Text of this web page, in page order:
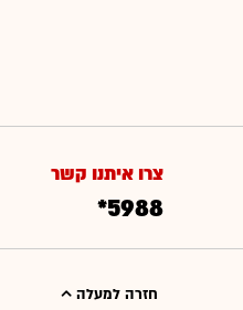
צרו איתנו קשר
*5988
חזרה למעלה